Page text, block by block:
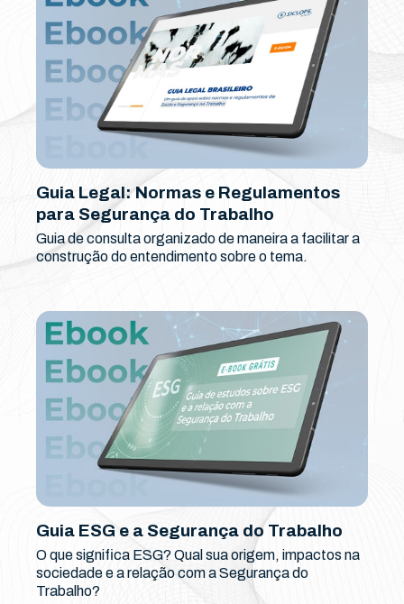
Guia Legal: Normas e Regulamentos
para Segurança do Trabalho
Guia de consulta organizado de maneira a facilitar a
construção do entendimento sobre o tema.
Guia ESG e a Segurança do Trabalho
O que significa ESG? Qual sua origem, impactos na
sociedade e a relação com a Segurança do
Trabalho?